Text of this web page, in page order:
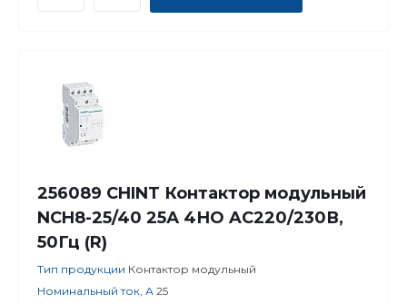
256089 CHINT Контактор модульный
NCH8-25/40 25А 4НО AC220/230В,
50Гц (R)
Тип продукции Контактор модульный
Номинальный ток, А 25